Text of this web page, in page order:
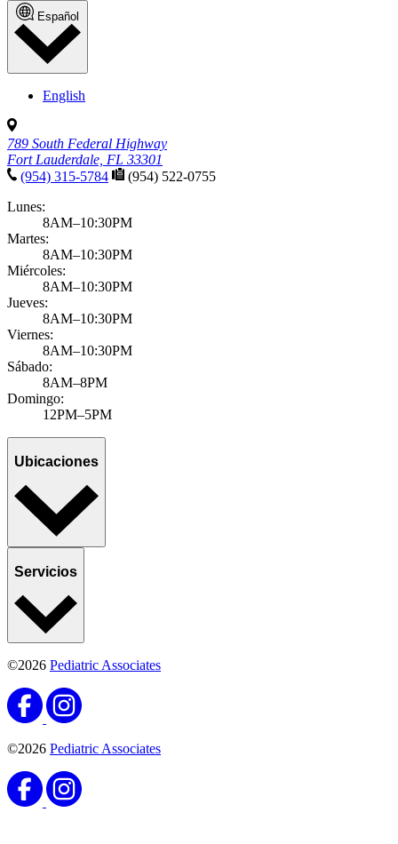
Español
English
789 South Federal Highway
Fort Lauderdale, FL 33301
(954) 315-5784
(954) 522-0755
Lunes:
8AM–10:30PM
Martes:
8AM–10:30PM
Miércoles:
8AM–10:30PM
Jueves:
8AM–10:30PM
Viernes:
8AM–10:30PM
Sábado:
8AM–8PM
Domingo:
12PM–5PM
Ubicaciones
Servicios
©2026 Pediatric Associates
©2026 Pediatric Associates